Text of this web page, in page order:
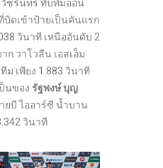
ชรินทร์ ทับทิมอ่อน
บิดเข้าป้ายเป็นคันแรก
วินาที เหนืออันดับ 2
าก วาโวลีน เอสเอ็ม
ม เพียง 1.883 วินาที
นของ รัฐพงษ์ บุญ
ยบี ไออาร์ซี น้ำบาน
วินาที